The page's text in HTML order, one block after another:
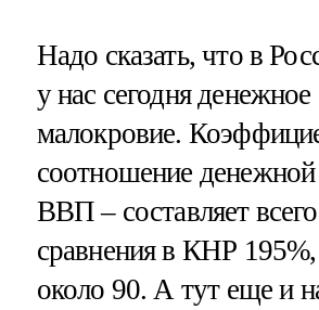
Надо сказать, что в
у нас сегодня денежное
малокровие.
соотношение
ВВП – составляет
сравнения в КНР
около 90. А тут еще и